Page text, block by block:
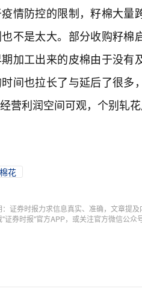
情防控的限制，籽棉大
不是太大。部分收购籽
加工出来的皮棉由于没
间也拉长了与延后了很
营利润空间可观，个别轧
棉花
：证券时报力求信息真实、准确，文章提
"证券时报"官方APP，或关注官方微信公